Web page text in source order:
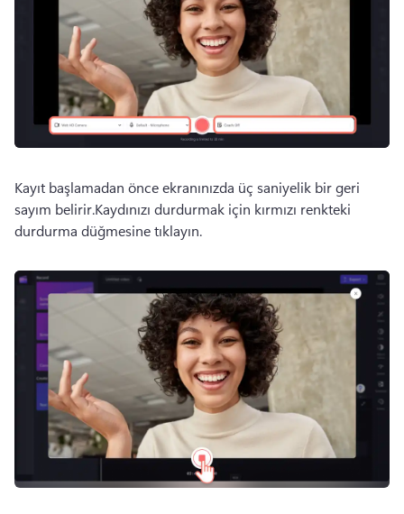
Kayıt başlamadan önce ekranınızda üç saniyelik bir geri
sayım belirir.Kaydınızı durdurmak için kırmızı renkteki
durdurma düğmesine tıklayın.